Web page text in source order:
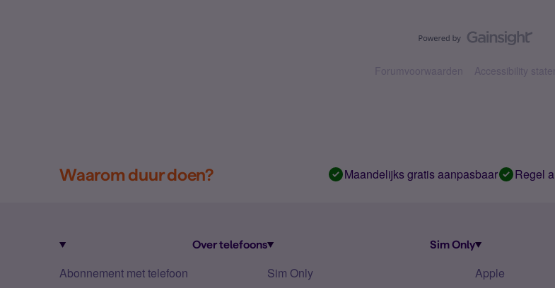
Forumvoorwaarden Accessibility
Waarom duur doen? Maandelijks gratis aanpasbaar Regel
Over telefoons
Abonnement met telefoon
Sim Only
Sim Only
Apple